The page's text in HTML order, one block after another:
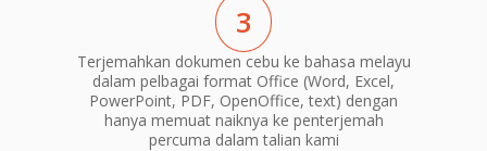
3
Terjemahkan dokumen cebu ke bahasa melayu
dalam pelbagai format Office (Word, Excel,
PowerPoint, PDF, OpenOffice, text) dengan
hanya memuat naiknya ke penterjemah
percuma dalam talian kami